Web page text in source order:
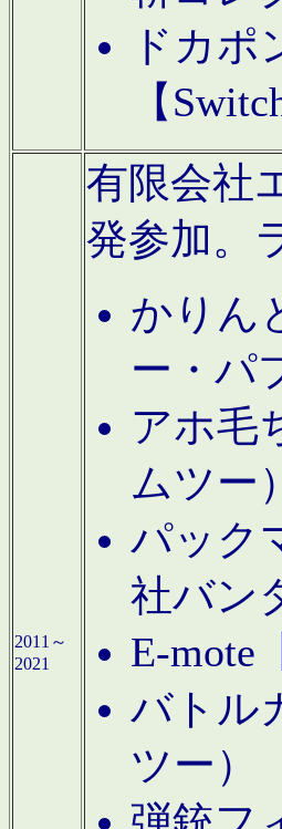
ドカ
【
2011～
2021
有限会社
発参加。
かりん
ー・パ
アホ毛
ムツー）
パック
社バン
E-mote
バトル
ツー）